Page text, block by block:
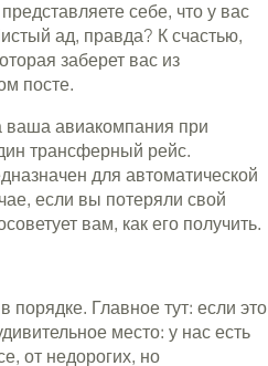
себе, что у вас
ад, правда? К счастью,
заберет вас из
посте.
ваша авиакомпания при
трансферный рейс.
для автоматической
если вы потеряли свой
вам, как его получить.
Главное тут: если это
место: у нас есть
от недорогих, но